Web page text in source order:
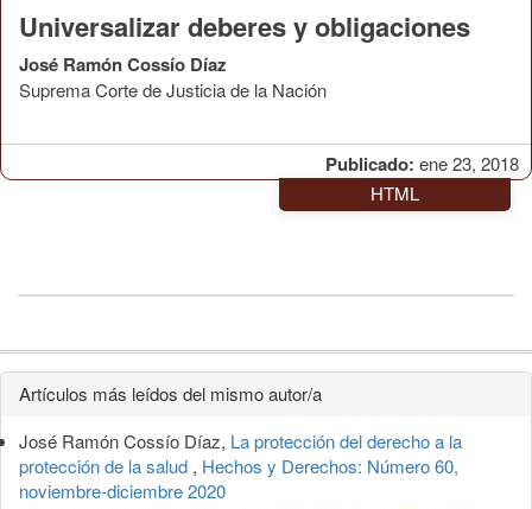
Publicado: ene 23, 2018
Universalizar deberes y obligaciones
José Ramón Cossío Díaz
Suprema Corte de Justicia de la Nación
HTML
Detalles
del
artículo
Artículos más leídos del mismo autor/a
José Ramón Cossío Díaz, La protección del derecho a la
protección de la salud , Hechos y Derechos: Número 60,
noviembre-diciembre 2020